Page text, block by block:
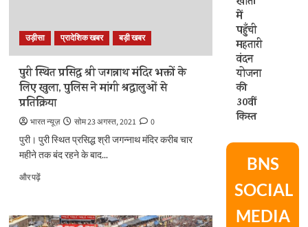
में
फैसला
के
बारे
में
और
उड़ीसा प्रादेशिक खबर बड़ी खबर
पुरी स्थित प्रसिद्ध श्री जगन्नाथ मंदिर भक्तों के
लिए खुला, पुलिस ने मांगी श्रद्धालुओं से
प्रतिक्रिया
भारत न्यूज़ सोम 23 अगस्त, 2021
0
पुरी। पुरी स्थित प्रसिद्ध श्री जगन्नाथ मंदिर करीब चार
महीने तक बंद रहने के बाद...
और पढ़ेंपुरी
श्री
में
पहुँची
महतारी
वंदन
योजना
की
30वीं
किस्त
BNS
SOCIAL
MEDIA